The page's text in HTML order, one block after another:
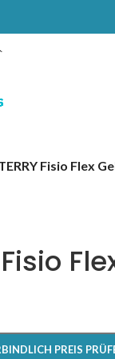
Fisio Flex
Fisio
PREIS